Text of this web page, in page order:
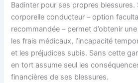
Badinter pour ses propres blessures.
corporelle conducteur – option
recommandée – permet d’obtenir
les frais médicaux, l’incapacité
et les préjudices subis. Sans cette
en tort assume seul les
financières de ses blessures.